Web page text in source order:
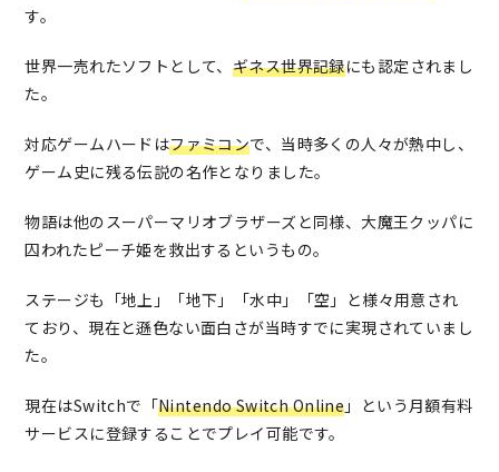
す。
世界一売れたソフトとして、 ギネス世界記録にも認定されまし
た。
対応ゲームハードはファミコンで、当時多くの人々が熱中し、
ゲーム史に残る伝説の名作となりました。
物語は他のスーパーマリオブラザーズと同様、大魔王クッパに
囚われたピーチ姫を救出するというもの。
ステージも「地上」「地下」「水中」「空」と様々用意され
ており、現在と遜色ない面白さが当時すでに実現されていまし
た。
現在はSwitchで「Nintendo Switch Online 」という月額有料
サービスに登録することでプレイ可能です。